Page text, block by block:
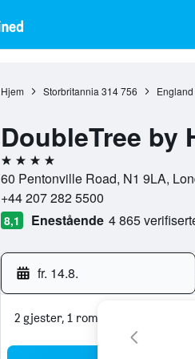
Hjem Storbritannia 314 756 England
DoubleTree
4 stjerner
60 Pentonville Road, N1 9LA,
+44 207 282 5500
8,1 Enestående 4 865
fr. 14.8.
2 gjester, 1 rom